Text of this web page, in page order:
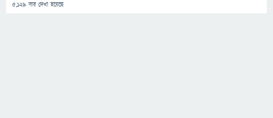
5,129 বার দেখা হয়েছে